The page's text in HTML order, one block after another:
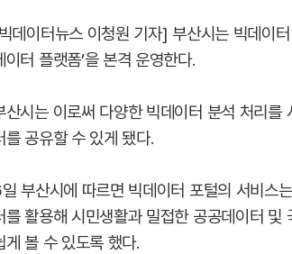
데이터뉴스 이청원 기자] 부산시는 빅데이
이터 플랫폼’을 본격 운영한다.
산시는 이로써 다양한 빅데이터 분석 처리를
를 공유할 수 있게 됐다.
부산시에 따르면 빅데이터 포털의 서비스
를 활용해 시민생활과 밀접한 공공데이터
게 볼 수 있도록 했다.